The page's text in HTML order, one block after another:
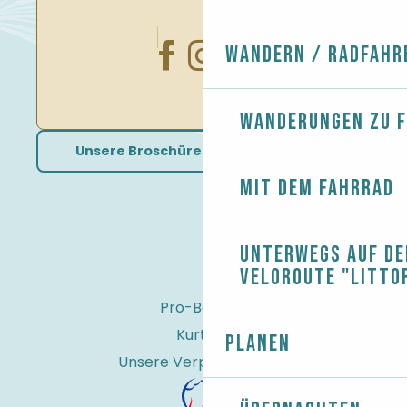
Wandern /
Wanderungen zu
Mit dem Fahrrad
Unterwegs auf
Veloroute
Planen
Unsere Broschüren herunterladen
Pro-Bereich
Kurtaxe
Unsere Verpflichtungen